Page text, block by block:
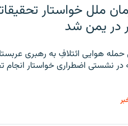
ملل خواستار
در یمن شد
حمله هوایی ائتلافِ به رهبری
نشستی اضطراری خواستار انجام